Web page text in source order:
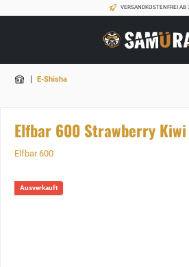
VERSANDKOSTENFREI AB
| E-Shisha
Elfbar 600 Strawberry
Elfbar 600
Ausverkauft